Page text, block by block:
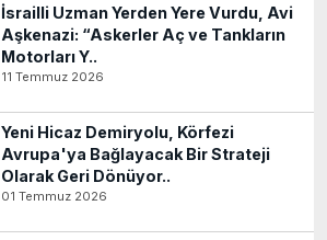
İsrailli Uzman Yerden Yere Vurdu, Avi
Aşkenazi: “Askerler Aç ve Tankların
Motorları Y..
11 Temmuz 2026
Yeni Hicaz Demiryolu, Körfezi
Avrupa'ya Bağlayacak Bir Strateji
Olarak Geri Dönüyor..
01 Temmuz 2026